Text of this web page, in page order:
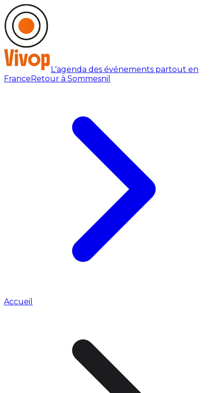
L'agenda des événements partout en
FranceRetour à Sommesnil
Accueil